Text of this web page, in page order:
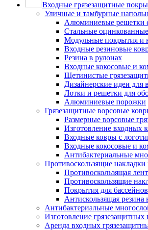
Входные грязезащитные
Уличные и тамбурные
Алюминиевые решетки
Стальные
Модульные покрытия и
Входные резиновые
Резина в рулонах
Входные кокосовые и
Щетинистые
Дизайнерские идеи для
Лотки и решетки для
Алюминиевые порожки
Грязезащитные ворсовые
Размерные ворсовые
Изготовление входных
Входные ковры с
Входные кокосовые и
Антибактериальные
Противоскользящие
Противоскользящая
Противоскользящие
Покрытия для бассейнов
Антискользящая резина
Антибактериальные
Изготовление
Аренда входных